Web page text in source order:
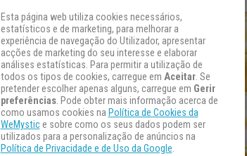
Esta página web utiliza cookies necessários,
estatísticos e de marketing, para melhorar a
experiência de navegação do Utilizador, apresentar
acções de marketing do seu interesse e elaborar
análises estatísticas. Para permitir a utilização de
todos os tipos de cookies, carregue em Aceitar. Se
pretender escolher apenas alguns, carregue em Gerir
preferências. Pode obter mais informação acerca de
como usamos cookies na Política de Cookies da
WeMystice sobre como os seus dados podem ser
utilizados para a personalização de anúncios na
Política de Privacidade e de Uso da Google.